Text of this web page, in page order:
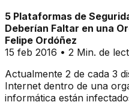
5 Plataformas de
Deberían Faltar en una
Felipe Ordóñez
15 feb 2016 • 2 Min. de
Actualmente 2 de cada 3
Internet dentro de una
informática están